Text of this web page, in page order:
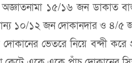
অজ্ঞাতনামা ১৫/১৬ জন ডাকাত
১০/১২ জন দোকানদার ও ৪/৫
ভেতরে নিয়ে বন্দী করে